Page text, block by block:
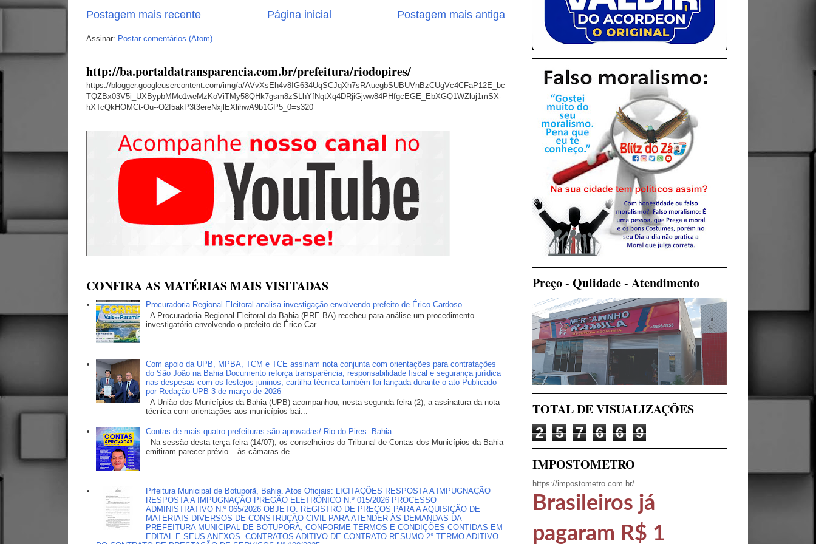
Postagem mais recente Postagem mais antiga
Página inicial
Assinar: Postar comentários (Atom)
http://ba.portaldatransparencia.com.br/prefeitura/riodopires/
https://blogger.googleusercontent.com/img/a/AVvXsEh4v8IG634UqSCJqXh7sRAuegbSUBUVnBzCUgVc4CFaP12E_bc
TQZBx03V5i_UXBypbMMo1weMzKoViTMy58QHk7gsm8zSLhYfNqtXq4DRjiGjww84PHfgcEGE_EbXGQ1WZluj1mSX-
hXTcQkHOMCt-Ou--O2f5akP3t3ereNxjlEXlihwA9b1GP5_0=s320
CONFIRA AS MATÉRIAS MAIS VISITADAS
Procuradoria Regional Eleitoral analisa investigação envolvendo prefeito de Érico Cardoso
A Procuradoria Regional Eleitoral da Bahia (PRE-BA) recebeu para análise um procedimento
investigatório envolvendo o prefeito de Érico Car...
Com apoio da UPB, MPBA, TCM e TCE assinam nota conjunta com orientações para contratações
do São João na Bahia Documento reforça transparência, responsabilidade fiscal e segurança jurídica
nas despesas com os festejos juninos; cartilha técnica também foi lançada durante o ato Publicado
por Redação UPB 3 de março de 2026
A União dos Municípios da Bahia (UPB) acompanhou, nesta segunda-feira (2), a assinatura da nota
técnica com orientações aos municípios bai...
Contas de mais quatro prefeituras são aprovadas/ Rio do Pires -Bahia
Na sessão desta terça-feira (14/07), os conselheiros do Tribunal de Contas dos Municípios da Bahia
emitiram parecer prévio – às câmaras de...
Prfeitura Municipal de Botuporã, Bahia. Atos Oficiais: LICITAÇÕES RESPOSTA A IMPUGNAÇÃO
RESPOSTA A IMPUGNAÇÃO PREGÃO ELETRÔNICO N.º 015/2026 PROCESSO
ADMINISTRATIVO N.º 065/2026 OBJETO: REGISTRO DE PREÇOS PARA A AQUISIÇÃO DE
MATERIAIS DIVERSOS DE CONSTRUÇÃO CIVIL PARA ATENDER ÀS DEMANDAS DA
PREFEITURA MUNICIPAL DE BOTUPORÃ, CONFORME TERMOS E CONDIÇÕES CONTIDAS EM
EDITAL E SEUS ANEXOS. CONTRATOS ADITIVO DE CONTRATO RESUMO 2° TERMO ADITIVO
Preço - Qulidade - Atendimento
TOTAL DE VISUALIZAÇÔES
2 5 7 6 6 9
IMPOSTOMETRO
https://impostometro.com.br/
Brasileiros já
pagaram R$ 1